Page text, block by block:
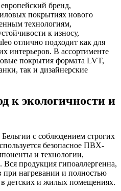
бренд,
покрытиях нового
технологиям,
к износу,
отлично подходит как для
интерьеров. В ассортименте
покрытия формата LVT,
так и дизайнерские
к экологичности и
с соблюдением строгих
безопасное ПВХ-
и технологии,
продукция гипоаллергенна,
при нагревании и полностью
в детских и жилых помещениях.